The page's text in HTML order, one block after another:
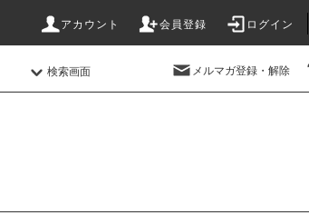
アカウント 会員登録 ログイン
検索画面 メルマガ登録・解除